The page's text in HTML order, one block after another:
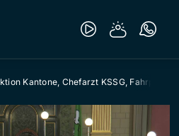
Kantone, Chefarzt KSSG, Fahrplan